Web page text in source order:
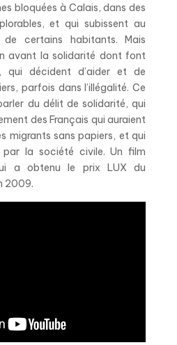
bloquées à Calais, dans des
et qui subissent au
de certains habitants. Mais
avant la solidarité dont font
qui décident d’aider et de
parfois dans l’illégalité. Ce
du délit de solidarité, qui
des Français qui auraient
migrants sans papiers, et qui
la société civile. Un film
a obtenu le prix LUX du
2009.